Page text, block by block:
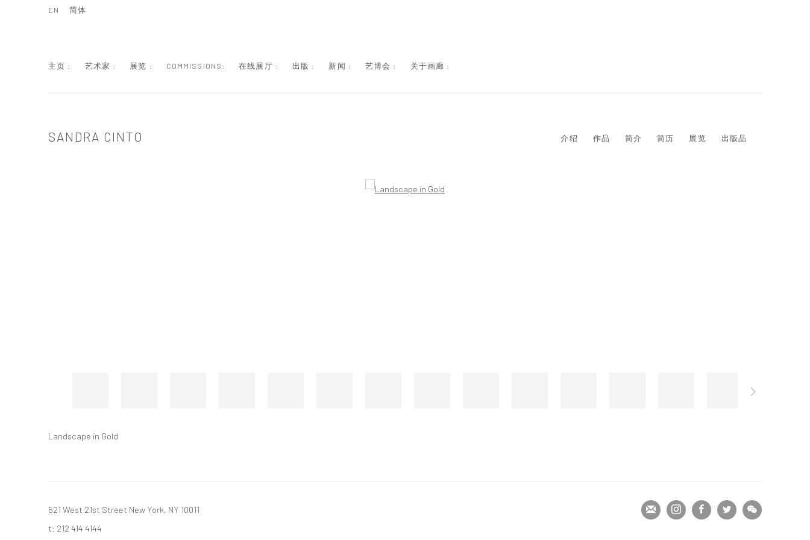
主页 : 艺术家 : 展览 : COMMISSIONS: 在线展厅 : 出版 : 新闻 : 艺博会 : 关于画廊 :
EN 简体
SANDRA CINTO 介绍 作品 简介 简历 展览 出版品
Landscape in Gold
521 West 21st Street New York, NY 10011
t: 212 414 4144